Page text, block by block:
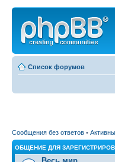
Список форумов
Сообщения без ответов •
ОБЩЕНИЕ ДЛЯ